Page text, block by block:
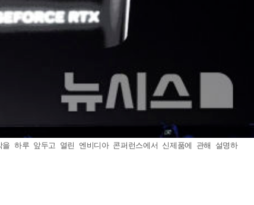
하루 앞두고 열린 엔비디아 콘퍼런스에서 신제품에 관해 설명하